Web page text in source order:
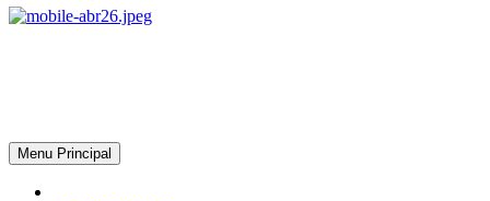
Menu Principal